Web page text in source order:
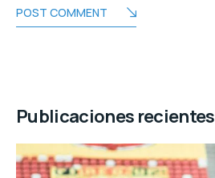
POST COMMENT
Publicaciones recientes